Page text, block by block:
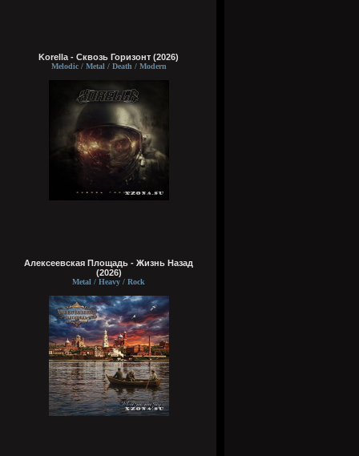
Korella - Сквозь Горизонт (2026)
Melodic / Metal / Death / Modern
Алексеевская Площадь - Жизнь Назад
(2026)
Metal / Heavy / Rock